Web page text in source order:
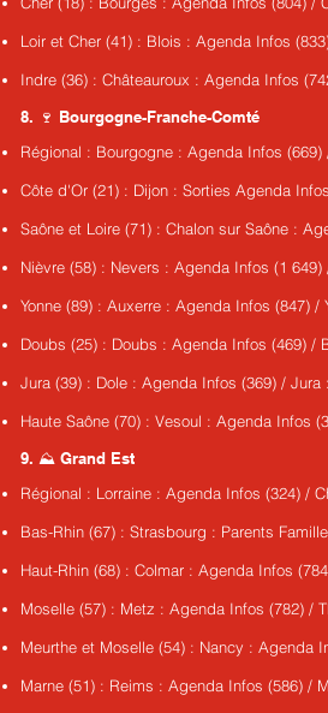
Loir et Cher (41) : Blois : Agenda Infos
Indre (36) : Châteauroux : Agenda Infos
8. 🍷 Bourgogne-Franche-Comté
Régional : Bourgogne : Agenda Infos
Côte d'Or (21) : Dijon : Sorties Agenda
Saône et Loire (71) : Chalon sur Saône :
Nièvre (58) : Nevers : Agenda Infos (1
Yonne (89) : Auxerre : Agenda Infos (847) /
Doubs (25) : Doubs : Agenda Infos (469) /
Jura (39) : Dole : Agenda Infos (369) /
Haute Saône (70) : Vesoul : Agenda Infos
9. ⛰️ Grand Est
Régional : Lorraine : Agenda Infos (324) /
Bas-Rhin (67) : Strasbourg : Parents
Haut-Rhin (68) : Colmar : Agenda Infos
Moselle (57) : Metz : Agenda Infos (782) /
Meurthe et Moselle (54) : Nancy : Agenda
Marne (51) : Reims : Agenda Infos (586) /